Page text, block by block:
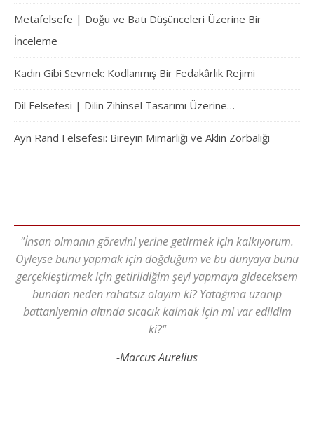
Metafelsefe | Doğu ve Batı Düşünceleri Üzerine Bir
İnceleme
Kadın Gibi Sevmek: Kodlanmış Bir Fedakârlık Rejimi
Dil Felsefesi | Dilin Zihinsel Tasarımı Üzerine…
Ayn Rand Felsefesi: Bireyin Mimarlığı ve Aklın Zorbalığı
"İnsan olmanın görevini yerine getirmek için kalkıyorum.
Öyleyse bunu yapmak için doğduğum ve bu dünyaya bunu
gerçekleştirmek için getirildiğim şeyi yapmaya gideceksem
bundan neden rahatsız olayım ki? Yatağıma uzanıp
battaniyemin altında sıcacık kalmak için mi var edildim
ki?"
-Marcus Aurelius